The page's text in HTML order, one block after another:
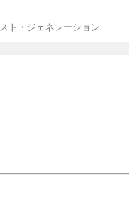
ト・ジェネレーション